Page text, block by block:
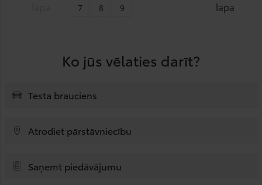
lapa
7
8 9
Ko jūs vēlaties darīt?
Testa brauciens
Atrodiet pārstāvniecību
Saņemt piedāvājumu